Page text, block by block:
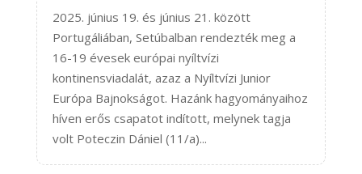
2025. június 19. és június 21. között
Portugáliában, Setúbalban rendezték meg a
16-19 évesek európai nyíltvízi
kontinensviadalát, azaz a Nyíltvízi Junior
Európa Bajnokságot. Hazánk hagyományaihoz
híven erős csapatot indított, melynek tagja
volt Poteczin Dániel (11/a)...